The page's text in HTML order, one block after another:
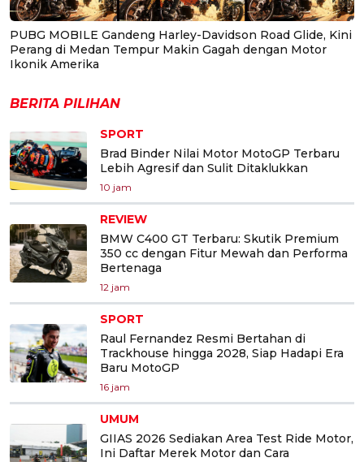
PUBG MOBILE Gandeng Harley-Davidson Road Glide, Kini
Perang di Medan Tempur Makin Gagah dengan Motor
Ikonik Amerika
BERITA PILIHAN
SPORT
Brad Binder Nilai Motor MotoGP Terbaru
Lebih Agresif dan Sulit Ditaklukkan
10 jam
REVIEW
BMW C400 GT Terbaru: Skutik Premium
350 cc dengan Fitur Mewah dan Performa
Bertenaga
12 jam
SPORT
Raul Fernandez Resmi Bertahan di
Trackhouse hingga 2028, Siap Hadapi Era
Baru MotoGP
16 jam
UMUM
GIIAS 2026 Sediakan Area Test Ride Motor,
Ini Daftar Merek Motor dan Cara